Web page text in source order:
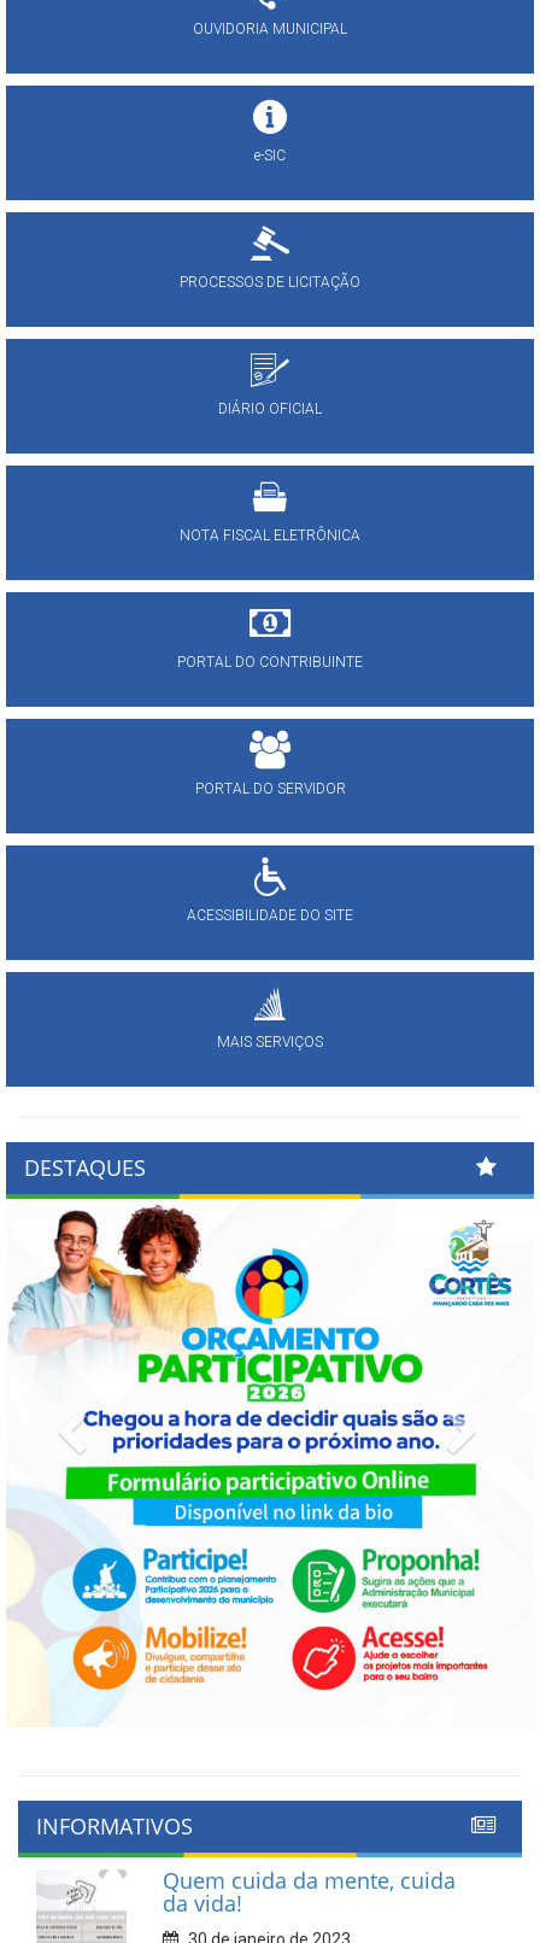
OUVIDORIA MUNICIPAL
e-SIC
PROCESSOS DE LICITAÇÃO
DIÁRIO OFICIAL
NOTA FISCAL ELETRÔNICA
PORTAL DO CONTRIBUINTE
PORTAL DO SERVIDOR
ACESSIBILIDADE DO SITE
MAIS SERVIÇOS
DESTAQUES
Previous
INFORMATIVOS
Quem cuida da mente, cuida
da vida!
30 de janeiro de 2023